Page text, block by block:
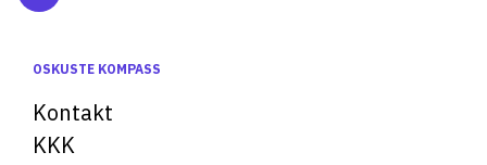
OSKUSTE KOMPASS
Kontakt
KKK